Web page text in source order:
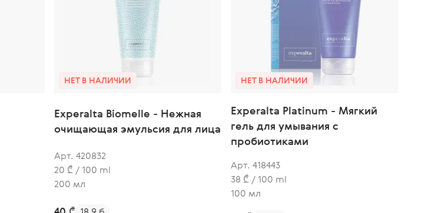
НЕТ В НАЛИЧИИ
Experalta Biomelle - Нежная
очищающая эмульсия для лица
Арт. 420832
20 ₾ / 100 ml
200 мл
НЕТ В НАЛИЧИИ
Experalta Platinum - Мягкий
гель для умывания с
пробиотиками
Арт. 418443
38 ₾ / 100 ml
100 мл